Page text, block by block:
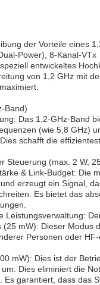
der Vorteile eines
Power), 8-Kanal-VTx
entwickeltes
von 1,2 GHz mit
Band)
Das 1,2-GHz-Band
(wie 5,8 GHz)
schafft die
Steuerung (max. 2 W,
& Link-Budget: Die
erzeugt ein Signal,
Es bietet das
Leistungsverwaltung:
mW): Dieser Modus
Personen oder
mW): Dies ist der
Dies eliminiert die
Es garantiert, dass das